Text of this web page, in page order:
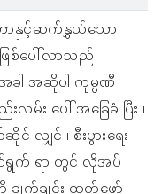
ာနှင့်ဆက်နွှယ်သော
စ်ပေါ်လာသည်
ါ အဆိုပါ ကုမ္ပဏီ
ပေါ် အခြေခံ ပြီး ၊
ျှင် ၊ စီးပွားရေး
င်ရွက် ရာ တွင် လိုအပ်